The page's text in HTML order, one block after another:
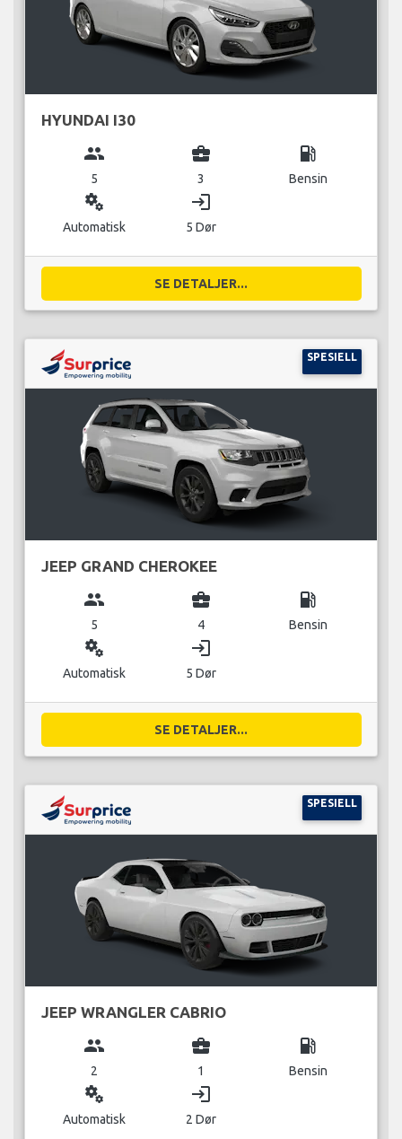
HYUNDAI I30
group
5
business_center
3
local_gas_station
Bensin
miscellaneous_services
Automatisk
login
5 Dør
SE DETALJER...
SPESIELL
JEEP GRAND CHEROKEE
group
5
business_center
4
local_gas_station
Bensin
miscellaneous_services
Automatisk
login
5 Dør
SE DETALJER...
SPESIELL
JEEP WRANGLER CABRIO
group
2
business_center
1
local_gas_station
Bensin
miscellaneous_services
Automatisk
login
2 Dør